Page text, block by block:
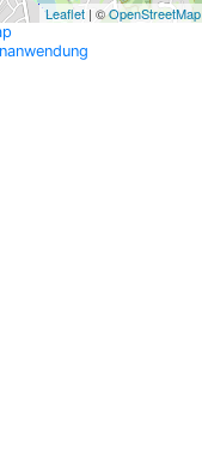
Leaflet | ©OpenStreetMap